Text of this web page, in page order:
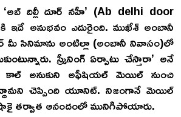
దిల్లీ దూర్ నహీ’ (Ab delhi door
ఇదే అనుభవం ఎదురైంది. ముఖేశ్ అంబానీ
మీ సినిమాను అంటిల్లా (అంబానీ నివాసం)లో
స్క్రీనింగ్ ఏర్పాటు చేస్తారా’ అనే
కాల్ అనుకుని అఫీషియల్ మెయిల్ నుంచి
చెప్పింది యూనిట్. నిజంగానే మెయిల్
తర్వాత ఆనందంలో మునిగిపోయారు.